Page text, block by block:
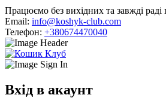
Працюємо без вихідних та завжді раді
Email: info@koshyk-club.com
Телефон: +380674470040
Вхід в акаунт